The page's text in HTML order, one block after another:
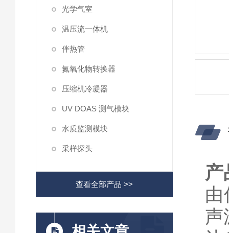
光学气室
温压流一体机
伴热管
氮氧化物转换器
压缩机冷凝器
UV DOAS 测气模块
水质监测模块
采样探头
查看全部产品 >>
产
由
声